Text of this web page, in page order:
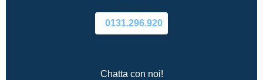
0131.296.920
Chatta con noi!